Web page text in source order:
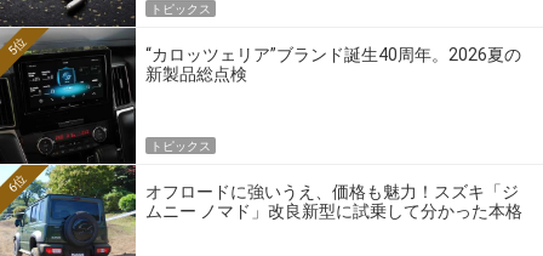
トピックス
“カロッツェリア”ブランド誕生40周年。2026夏の
新製品総点検
5位
トピックス
オフロードに強いうえ、価格も魅力！スズキ「ジ
ムニー ノマド」改良新型に試乗して分かった本格
6位